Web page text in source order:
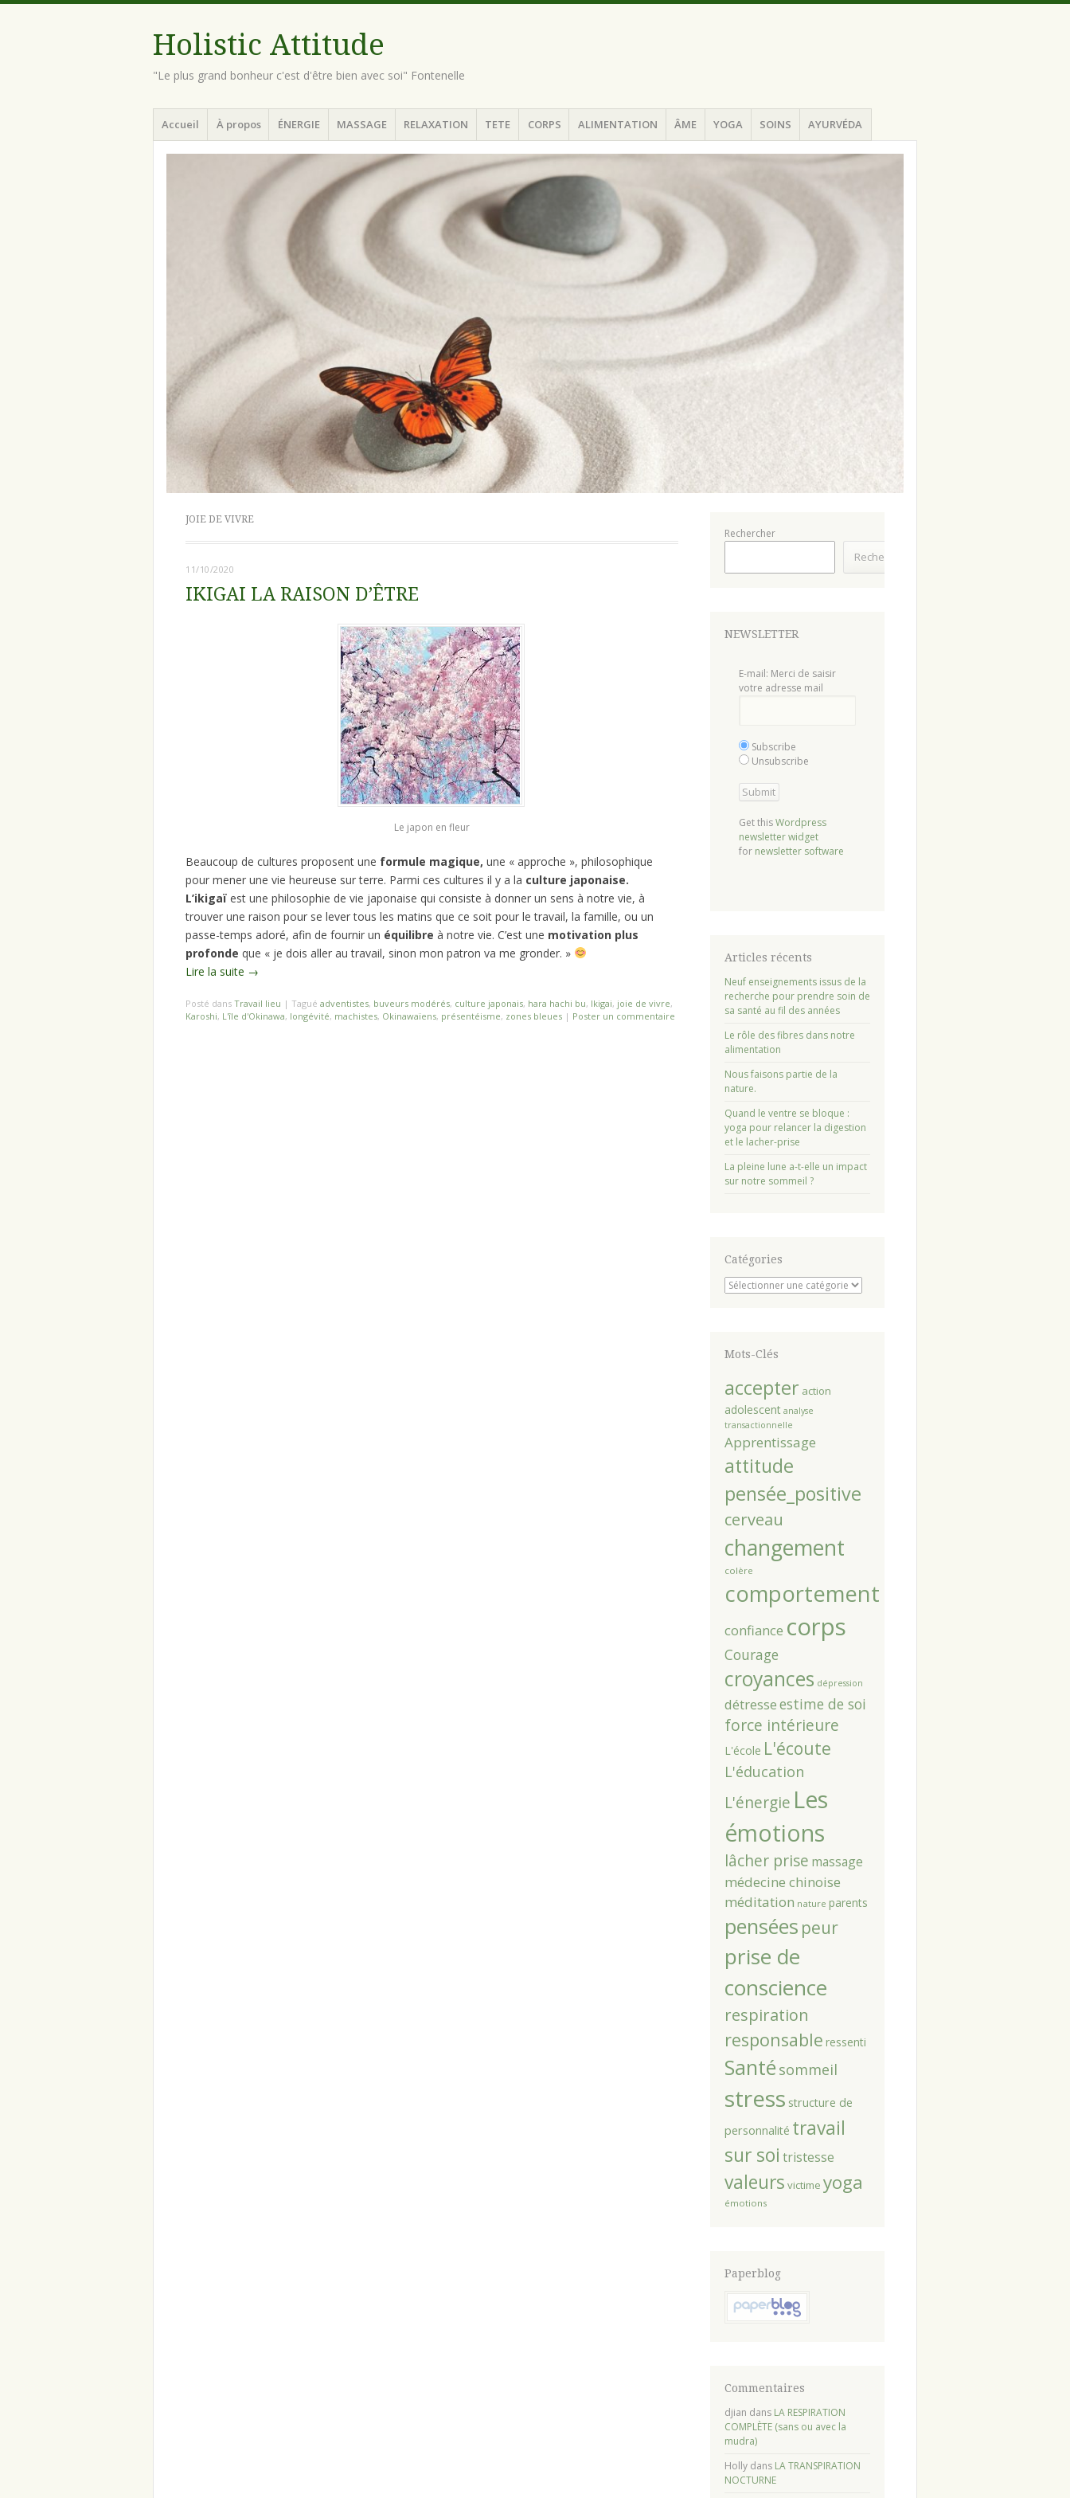
Holistic Attitude
"Le plus grand bonheur c'est d'être bien avec soi" Fontenelle
Menu
Aller
au
contenu
Accueil À propos ÉNERGIE MASSAGE RELAXATION TETE CORPS ALIMENTATION ÂME YOGA SOINS AYURVÉDA
JOIE DE VIVRE
11/10/2020
IKIGAI LA RAISON D’ÊTRE
Le japon en fleur
Beaucoup de cultures proposent une formule magique, une « approche », philosophique
pour mener une vie heureuse sur terre. Parmi ces cultures il y a la culture japonaise.
L’ikigaï est une philosophie de vie japonaise qui consiste à donner un sens à notre vie, à
trouver une raison pour se lever tous les matins que ce soit pour le travail, la famille, ou un
passe-temps adoré, afin de fournir un équilibre à notre vie. C’est une motivation plus
profonde que « je dois aller au travail, sinon mon patron va me gronder. »
Lire la suite →
Posté dans Travail lieu | Tagué adventistes, buveurs modérés, culture japonais, hara hachi bu, Ikigai, joie de vivre,
Karoshi, L'île d'Okinawa, longévité, machistes, Okinawaïens, présentéisme, zones bleues | Poster un commentaire
Rechercher
Rechercher
NEWSLETTER
E-mail: Merci de saisir
votre adresse mail
Subscribe
Unsubscribe
Get thisWordpress
newsletter widget
for newsletter software
Articles récents
Neuf enseignements issus de la
recherche pour prendre soin de
sa santé au fil des années
Le rôle des fibres dans notre
alimentation
Nous faisons partie de la
nature.
Quand le ventre se bloque :
yoga pour relancer la digestion
et le lacher-prise
La pleine lune a-t-elle un impact
sur notre sommeil ?
Catégories
Catégories
Mots-Clés
accepter action
adolescent analyse
transactionnelle
Apprentissage
attitude
pensée_positive
cerveau
changement
colère
comportement
confiance corps
Courage
croyances dépression
détresseestime de soi
force intérieure
L'école L'écoute
L'éducation
L'énergie Les
émotions
lâcher prise massage
médecine chinoise
méditation nature parents
pensées peur
prise de
conscience
respiration
responsable ressenti
Santé sommeil
stress structure de
personnalité travail
sur soi tristesse
valeurs victime yoga
émotions
Paperblog
Commentaires
djian dans LA RESPIRATION
COMPLÈTE (sans ou avec la
mudra)
Hollydans LA TRANSPIRATION
NOCTURNE